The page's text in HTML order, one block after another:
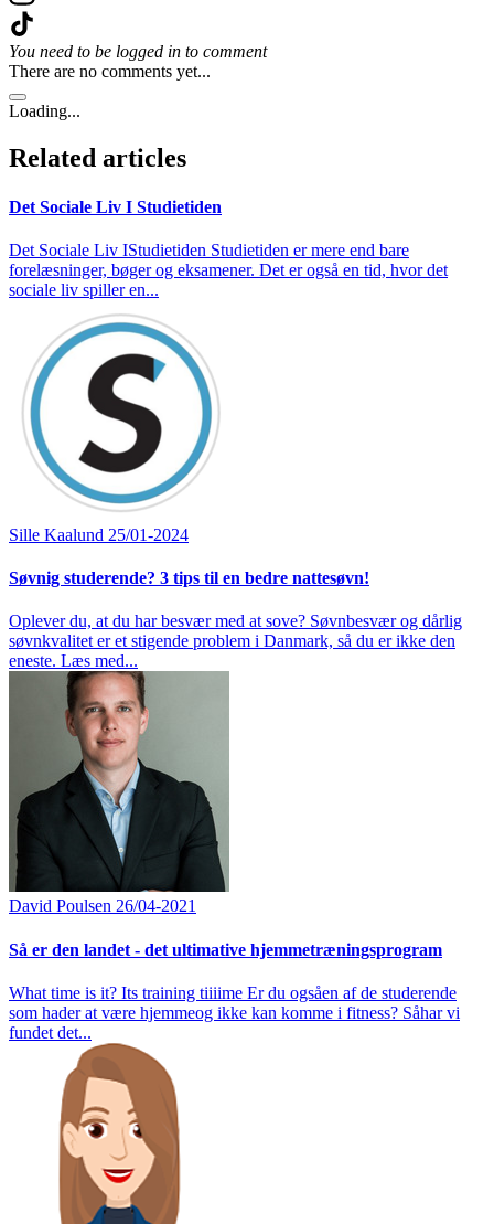
You need to be logged in to comment
There are no comments yet...
Loading...
Related articles
Det Sociale Liv I Studietiden
Det Sociale Liv IStudietiden Studietiden er mere end bare
forelæsninger, bøger og eksamener. Det er også en tid, hvor det
sociale liv spiller en...
Sille Kaalund 25/01-2024
Søvnig studerende? 3 tips til en bedre nattesøvn!
Oplever du, at du har besvær med at sove? Søvnbesvær og dårlig
søvnkvalitet er et stigende problem i Danmark, så du er ikke den
eneste. Læs med...
David Poulsen 26/04-2021
Så er den landet - det ultimative hjemmetræningsprogram
What time is it? Its training tiiiime Er du ogsåen af de studerende
som hader at være hjemmeog ikke kan komme i fitness? Såhar vi
fundet det...